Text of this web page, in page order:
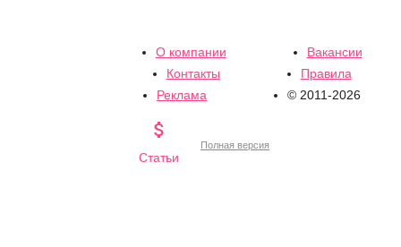
О компании
Вакансии
Контакты
Правила
Реклама
© 2011-2026

Статьи
Полная версия